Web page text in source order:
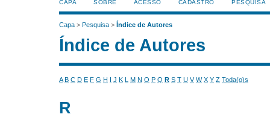
CAPA SOBRE ACESSO CADASTRO PESQUISA
Capa > Pesquisa > Índice de Autores
Índice de Autores
A B C D E F G H I J K L M N O P Q R S T U V W X Y Z Toda(o)s
R